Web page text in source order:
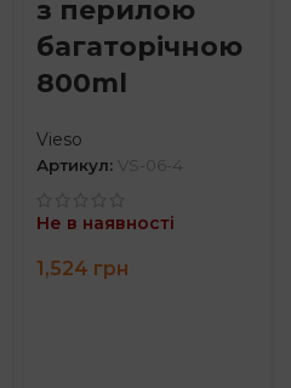
з перилою
багаторічною
800ml
Vieso
Артикул: VS-06-4
Не в наявності
1,524 грн